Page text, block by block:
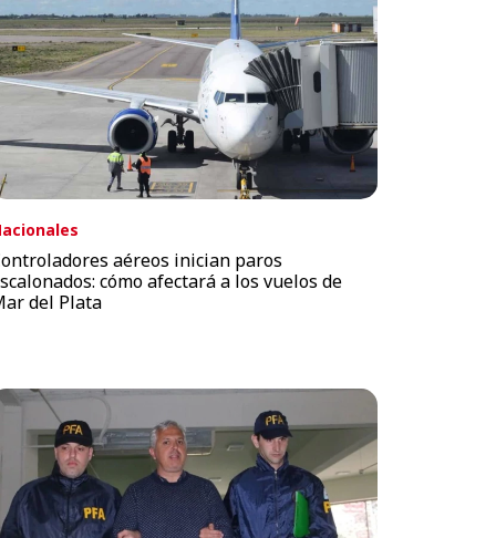
aéreos inician paros
cómo afectará a los vuelos de
del Plata